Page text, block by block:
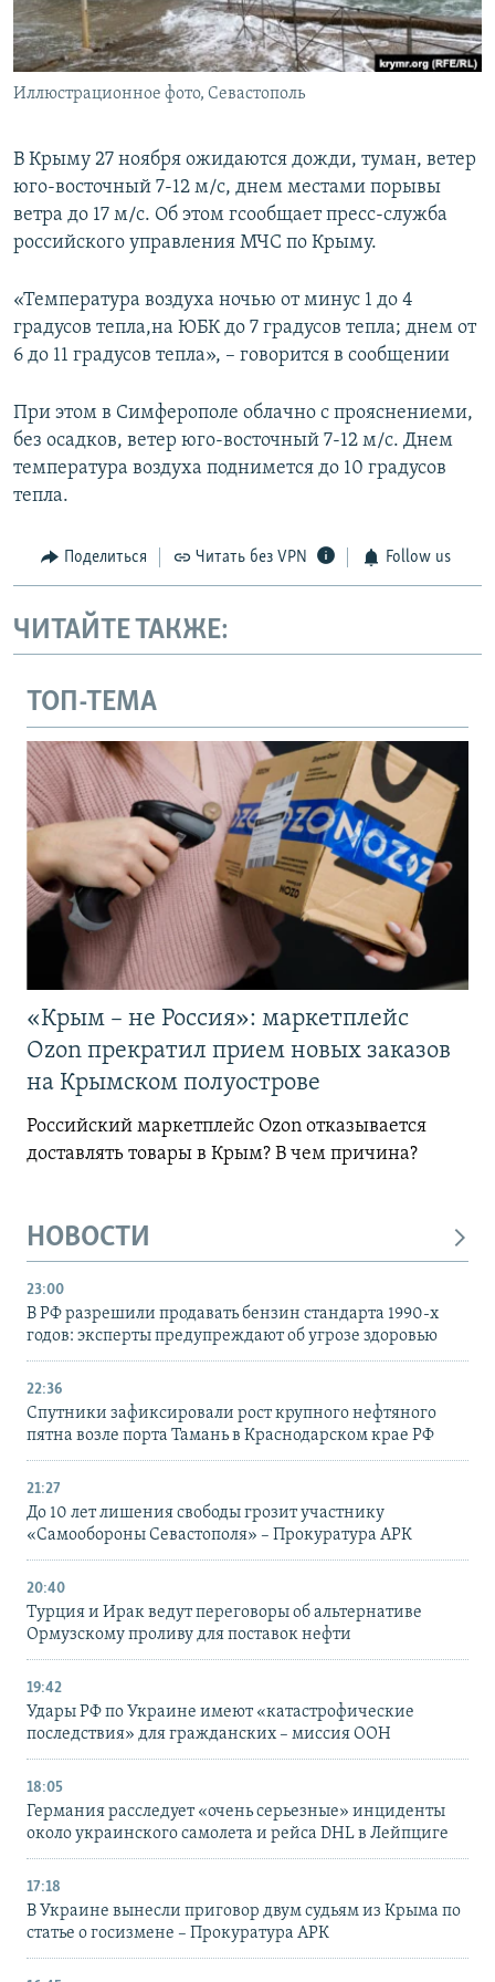
ПОБЕДИТЕЛЕЙ НЕ СУДЯТ?
КРЫМ.НЕПОКОРЕННЫЙ
ELIFBE
ПРИСОЕДИНЯЙТЕСЬ!
Все сайты RFE/RL
Иллюстрационное фото, Севастополь
В Крыму 27 ноября ожидаются дожди, туман, ветер
юго-восточный 7-12 м/с, днем местами порывы
ветра до 17 м/с. Об этом гсообщает пресс-служба
российского управления МЧС по Крыму.
«Температура воздуха ночью от минус 1 до 4
градусов тепла,на ЮБК до 7 градусов тепла; днем от
6 до 11 градусов тепла», – говорится в сообщении
При этом в Симферополе облачно с прояснениеми,
без осадков, ветер юго-восточный 7-12 м/с. Днем
температура воздуха поднимется до 10 градусов
тепла.
Поделиться Читать без VPN Follow us
ЧИТАЙТЕ ТАКЖЕ:
ТОП-ТЕМА
«Крым – не Россия»: маркетплейс
Ozon прекратил прием новых заказов
на Крымском полуострове
Российский маркетплейс Ozon отказывается
доставлять товары в Крым? В чем причина?
НОВОСТИ
23:00
В РФ разрешили продавать бензин стандарта 1990-х
годов: эксперты предупреждают об угрозе здоровью
22:36
Спутники зафиксировали рост крупного нефтяного
пятна возле порта Тамань в Краснодарском крае РФ
21:27
До 10 лет лишения свободы грозит участнику
«Самообороны Севастополя» – Прокуратура АРК
20:40
Турция и Ирак ведут переговоры об альтернативе
Ормузскому проливу для поставок нефти
19:42
Удары РФ по Украине имеют «катастрофические
последствия» для гражданских – миссия ООН
18:05
Германия расследует «очень серьезные» инциденты
около украинского самолета и рейса DHL в Лейпциге
17:18
В Украине вынесли приговор двум судьям из Крыма по
статье о госизмене – Прокуратура АРК